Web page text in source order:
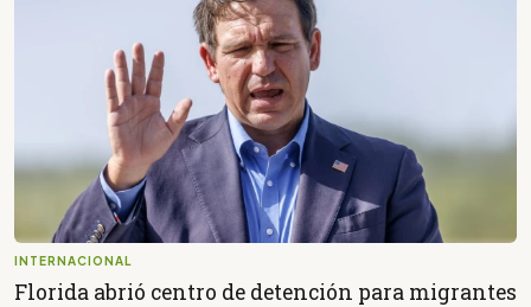
INTERNACIONAL
Florida abrió centro de detención para migrantes